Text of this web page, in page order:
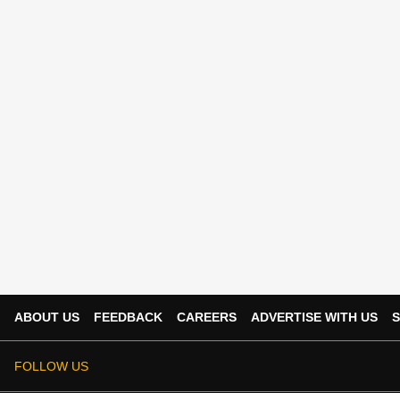
ABOUT US FEEDBACK CAREERS ADVERTISE WITH US
FOLLOW US